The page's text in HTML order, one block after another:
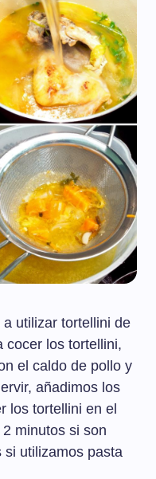
utilizar tortellini de
cocer los tortellini,
el caldo de pollo y
añadimos los
los tortellini en el
minutos si son
si utilizamos pasta